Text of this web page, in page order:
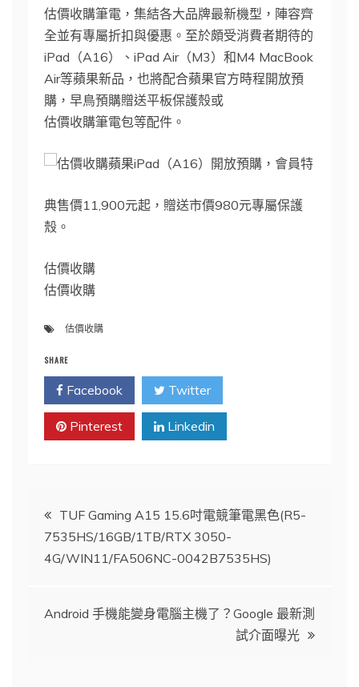
估價收購筆電，集結各大品牌最新機型，陣容齊
全並有專屬折扣與優惠。至於頗受消費者期待的
iPad（A16）、iPad Air（M3）和M4 MacBook
Air等蘋果新品，也將配合蘋果官方時程開放預
購，早鳥預購贈送平板保護殼或
估價收購筆電包等配件。
蘋果iPad（A16）開放預購，會員特
典售價11,900元起，贈送市價980元專屬保護
殼。
估價收購
估價收購
估價收購
SHARE
Facebook Twitter
Pinterest Linkedin
文
章
TUF Gaming A15 15.6吋電競筆電黑色(R5-
7535HS/16GB/1TB/RTX 3050-
4G/WIN11/FA506NC-0042B7535HS)
Android 手機能變身電腦主機了？Google 最新測
試介面曝光